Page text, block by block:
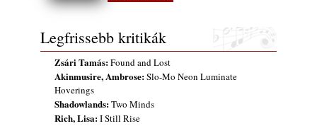
Magyar jazzmuzsikus szülők és zenész
gyermekeik – 42. rész: Vörös László +
Vörösné Strausz Eszter + Vörös Bence
2026. július 30.
The Next Generation — 11. rész: Horváth
Szabolcs
2026. július 25.
Legfrissebb kritikák
Zsári Tamás:Found and Lost
Akinmusire, Ambrose:Slo-Mo Neon Luminate
Hoverings
Shadowlands:Two Minds
Rich, Lisa:I Still Rise